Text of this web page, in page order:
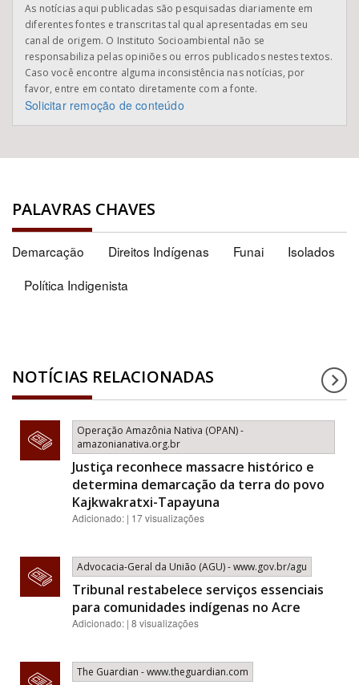
As notícias aqui publicadas são pesquisadas diariamente em
diferentes fontes e transcritas tal qual apresentadas em seu
canal de origem. O Instituto Socioambiental não se
responsabiliza pelas opiniões ou erros publicados nestes textos.
Caso você encontre alguma inconsistência nas notícias, por
favor, entre em contato diretamente com a fonte.
Solicitar remoção de conteúdo
PALAVRAS CHAVES
Demarcação Direitos Indígenas Funai
Isolados
Política Indigenista
NOTÍCIAS RELACIONADAS
Operação Amazônia Nativa (OPAN) -
amazonianativa.org.br
Justiça reconhece massacre histórico e
determina demarcação da terra do povo
Kajkwakratxi-Tapayuna
Adicionado: | 17 visualizações
Advocacia-Geral da União (AGU) - www.gov.br/agu
Tribunal restabelece serviços essenciais
para comunidades indígenas no Acre
Adicionado: | 8 visualizações
The Guardian - www.theguardian.com